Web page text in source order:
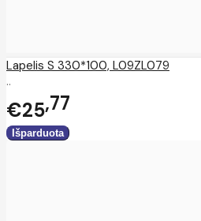
Lapelis S 330*100, L09ZL079
..
€25 77